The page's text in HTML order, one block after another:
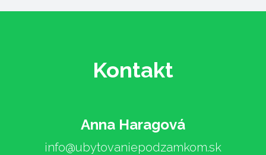
Kontakt
Anna Haragová
info@ubytovaniepodzamkom.sk